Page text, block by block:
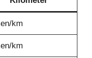
km
km